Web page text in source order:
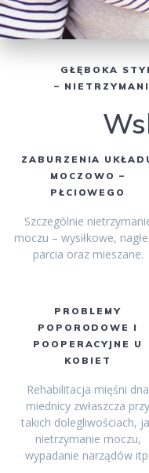
GŁĘBOKA
–
ZABURZENIA
MOCZOWO –
PŁCIOWEGO
Szczególnie
moczu – wysiłkowe,
parcia oraz mieszane.
PROBLEMY
POPORODOWE I
POOPERACYJNE U
KOBIET
Rehabilitacja mięśni dna
miednicy zwłaszcza przy
takich dolegliwościach,
nietrzymanie moczu,
wypadanie narządów itp.